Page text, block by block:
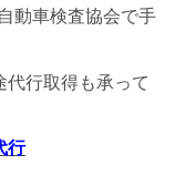
動車検査協会で手
行取得も承って
行